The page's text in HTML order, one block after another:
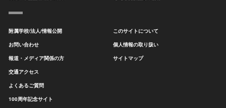
附属学校/法人/情報公開
お問い合わせ
報道・メディア関係の方
交通アクセス
よくあるご質問
100周年記念サイト
このサイトについて
個人情報の取り扱い
サイトマップ